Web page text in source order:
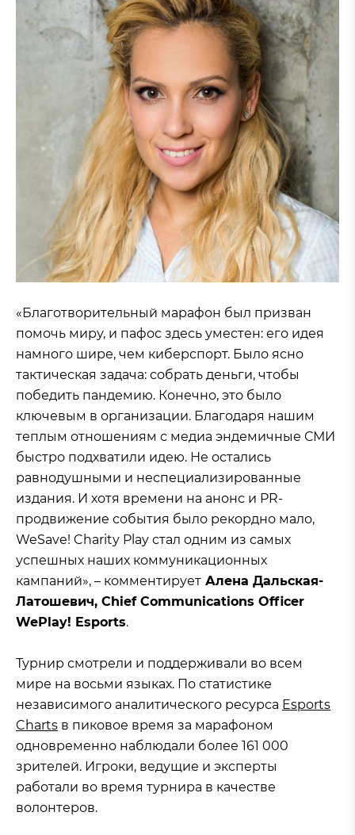
«Благотворительный марафон был призван
помочь миру, и пафос здесь уместен: его идея
намного шире, чем киберспорт. Было ясно
тактическая задача: собрать деньги, чтобы
победить пандемию. Конечно, это было
ключевым в организации. Благодаря нашим
теплым отношениям с медиа эндемичные СМИ
быстро подхватили идею. Не остались
равнодушными и неспециализированные
издания. И хотя времени на анонс и PR-
продвижение события было рекордно мало,
WeSave! Charity Play стал одним из самых
успешных наших коммуникационных
кампаний», – комментирует Алена Дальская-
Латошевич, Сhief Communications Officer
WePlay! Esports.
Турнир смотрели и поддерживали во всем
мире на восьми языках. По статистике
независимого аналитического ресурса Esports
Charts в пиковое время за марафоном
одновременно наблюдали более 161 000
зрителей. Игроки, ведущие и эксперты
работали во время турнира в качестве
волонтеров.